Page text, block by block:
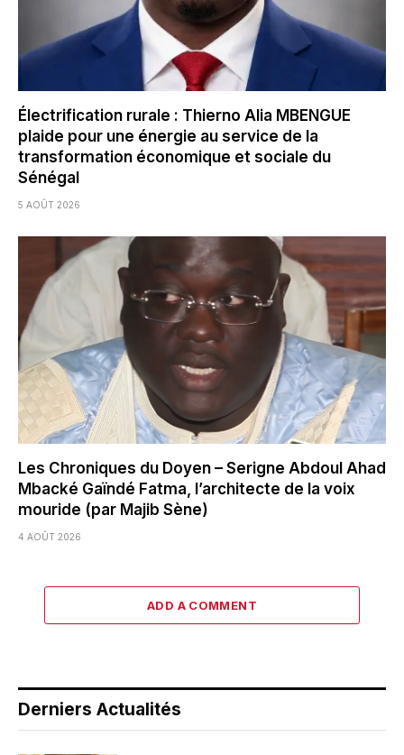
Électrification rurale : Thierno Alia MBENGUE
plaide pour une énergie au service de la
transformation économique et sociale du
Sénégal
5 AOÛT 2026
Les Chroniques du Doyen – Serigne Abdoul Ahad
Mbacké Gaïndé Fatma, l’architecte de la voix
mouride (par Majib Sène)
4 AOÛT 2026
ADD A COMMENT
Derniers Actualités